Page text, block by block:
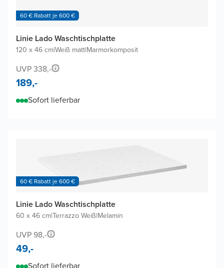
60 € Rabatt je 600 €
Linie Lado Waschtischplatte
120 x 46 cm|Weiß matt|Marmorkomposit
UVP 338,-
189,-
Sofort lieferbar
60 € Rabatt je 600 €
Linie Lado Waschtischplatte
60 x 46 cm|Terrazzo Weiß|Melamin
UVP 98,-
49,-
Sofort lieferbar